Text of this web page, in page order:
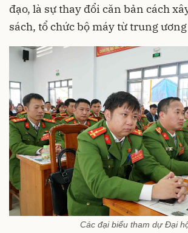
đạo, là sự thay đổi căn bản cách
sách, tổ chức bộ máy từ trung
Các đại biểu tham dự Đại